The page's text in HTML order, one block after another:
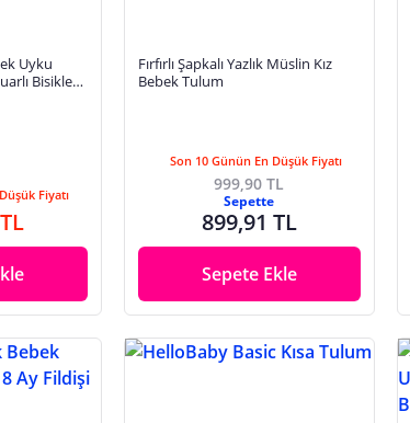
Uyku
Bisiklet
Fiyatı
Fırfırlı Şapkalı Yazlık Müslin Kız
Bebek Tulum
Son 10 Günün En Düşük Fiyatı
999,90 TL
Sepette
899,91 TL
Sepete Ekle